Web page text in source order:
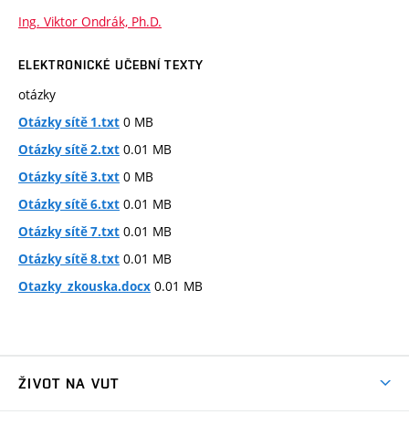
Ing. Viktor Ondrák, Ph.D.
ELEKTRONICKÉ UČEBNÍ TEXTY
otázky
Otázky sítě 1.txt 0 MB
Otázky sítě 2.txt 0.01 MB
Otázky sítě 3.txt 0 MB
Otázky sítě 6.txt 0.01 MB
Otázky sítě 7.txt 0.01 MB
Otázky sítě 8.txt 0.01 MB
Otazky_zkouska.docx 0.01 MB
ŽIVOT NA VUT